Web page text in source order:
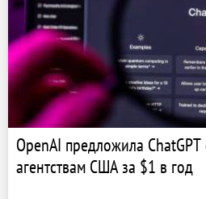
OpenAI предложила
агентствам США за $1 в год